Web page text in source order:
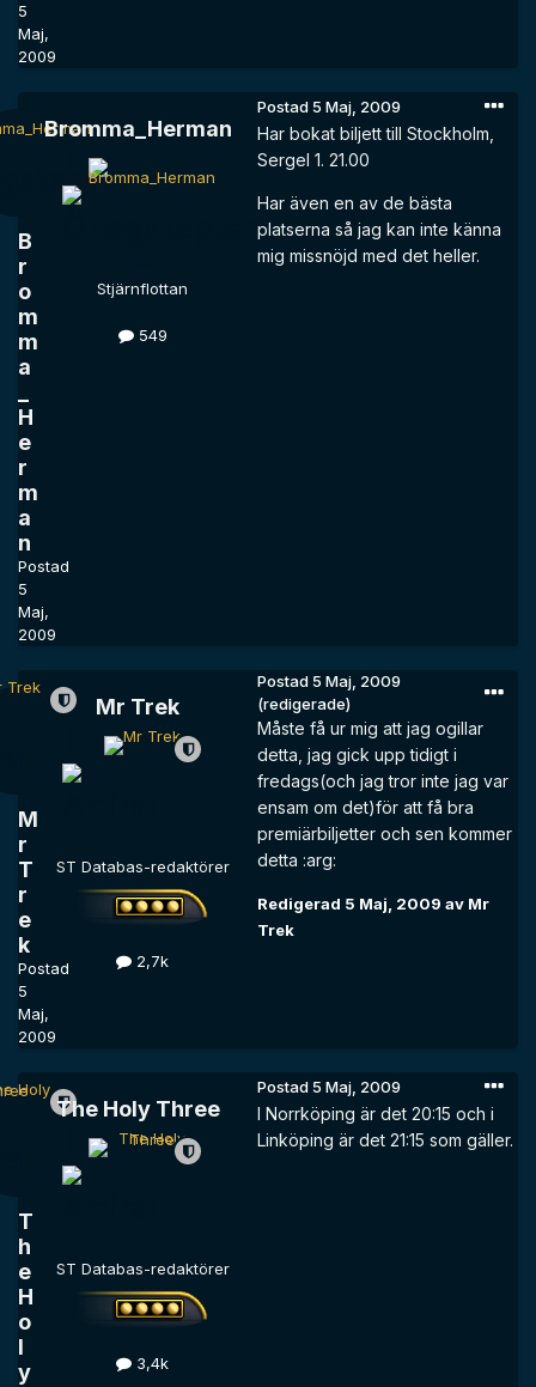
5
Maj,
2009
B
r
o
m
m
a
H
e
r
m
a
n
Postad
5
Maj,
2009
Bromma_Herman
Stjärnflottan
549
Postad5 Maj, 2009
Har bokat biljett till Stockholm,
Sergel 1. 21.00
Har även en av de bästa
platserna så jag kan inte känna
mig missnöjd med det heller.
M
r
T
r
e
k
Postad
5
Maj,
2009
Mr Trek
ST Databas-redaktörer
2,7k
Postad5 Maj, 2009
(redigerade)
Måste få ur mig att jag ogillar
detta, jag gick upp tidigt i
fredags(och jag tror inte jag var
ensam om det)för att få bra
premiärbiljetter och sen kommer
detta :arg:
Redigerad 5 Maj, 2009 av Mr
Trek
T
h
e
H
o
l
y
The Holy Three
ST Databas-redaktörer
3,4k
Postad5 Maj, 2009
I Norrköping är det 20:15 och i
Linköping är det 21:15 som gäller.